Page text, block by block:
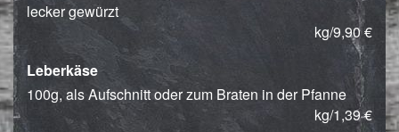
lecker gewürzt
kg/9,90 €
Leberkäse
100g, als Aufschnitt oder zum Braten in der Pfanne
kg/1,39 €